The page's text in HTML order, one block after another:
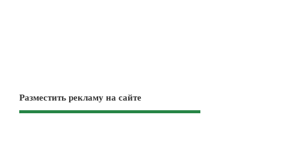
Разместить рекламу на сайте